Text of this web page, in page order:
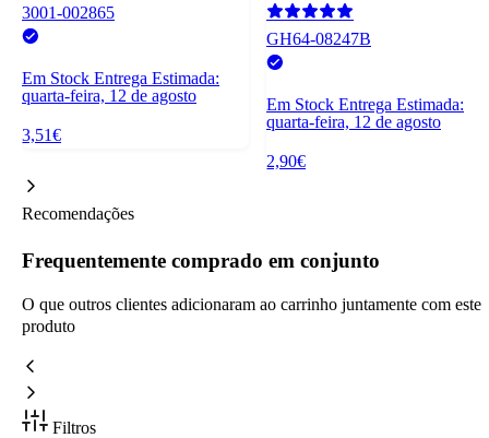
3001-002865
Em Stock Entrega Estimada:
quarta-feira, 12 de agosto
3,51€
GH64-08247B
Em Stock Entrega Estimada:
quarta-feira, 12 de agosto
2,90€
Recomendações
Frequentemente comprado em conjunto
O que outros clientes adicionaram ao carrinho juntamente com este
produto
Filtros